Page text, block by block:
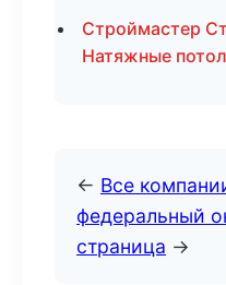
Строймастер
Натяжные
← Все
федеральный
страница →